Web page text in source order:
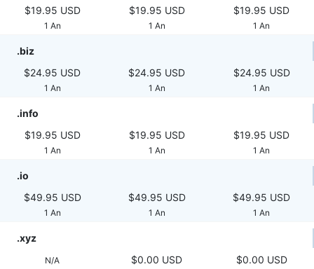
$19.95 USD
1 An
$19.95 USD
1 An
$19.95 USD
1 An
.biz
$24.95 USD
1 An
$24.95 USD
1 An
$24.95 USD
1 An
.info
$19.95 USD
1 An
$19.95 USD
1 An
$19.95 USD
1 An
.io
$49.95 USD
1 An
$49.95 USD
1 An
$49.95 USD
1 An
.xyz
N/A $0.00 USD $0.00 USD